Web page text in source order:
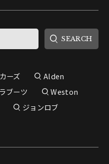
ーズ
Alden
ブーツ
Weston
ジョンロブ